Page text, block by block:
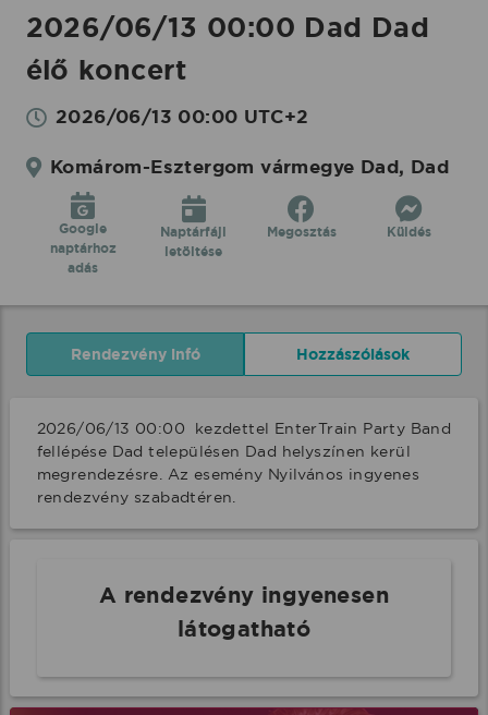
2026/06/13 00:00 Dad Dad
élő koncert
2026/06/13 00:00 UTC+2
Komárom-Esztergom vármegye Dad, Dad
Google
naptárhoz
adás
Naptárfájl
letöltése
Megosztás Küldés
Rendezvény infó Hozzászólások
2026/06/13 00:00  kezdettel EnterTrain Party Band
fellépése Dad településen Dad helyszínen kerül
megrendezésre. Az esemény Nyilvános ingyenes
rendezvény szabadtéren.
A rendezvény ingyenesen
látogatható